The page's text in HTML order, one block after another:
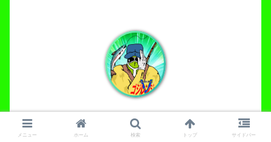
グリーン
メニュー ホーム 検索 トップ サイドバー